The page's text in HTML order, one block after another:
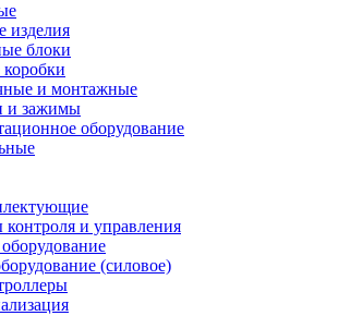
изделия
блоки
и монтажные
и зажимы
оборудование
контроля и управления
(силовое)